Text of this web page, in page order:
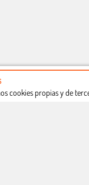
de uso
cookies propias y de